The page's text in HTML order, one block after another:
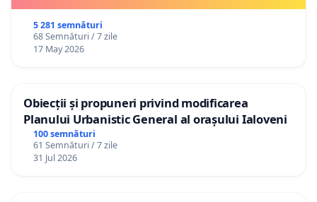
5 281 semnături
68 Semnături / 7 zile
17 May 2026
Obiecții și propuneri privind modificarea
Planului Urbanistic General al orașului Ialoveni
100 semnături
61 Semnături / 7 zile
31 Jul 2026